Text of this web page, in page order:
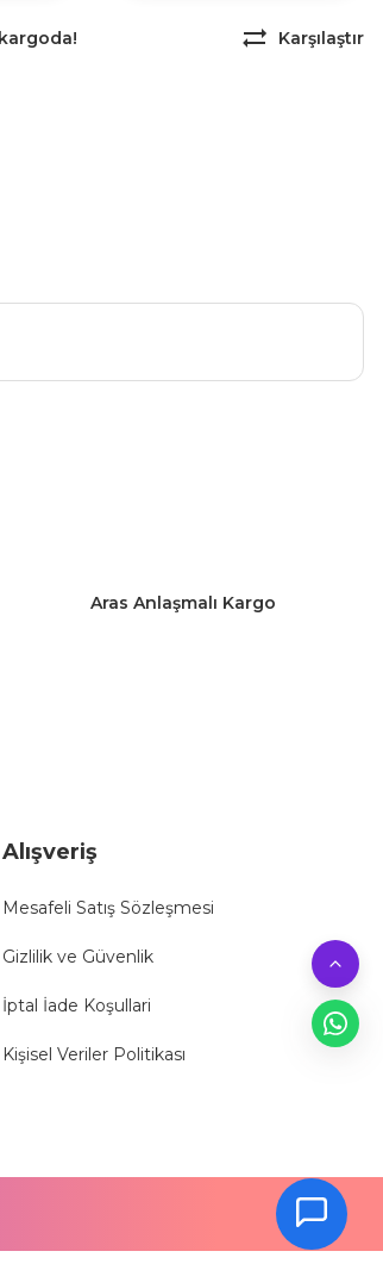
Karşılaştır
Aras Anlaşmalı Kargo
Alışveriş
Mesafeli Satış Sözleşmesi
Gizlilik ve Güvenlik
İptal İade Koşullari
Kişisel Veriler Politikası